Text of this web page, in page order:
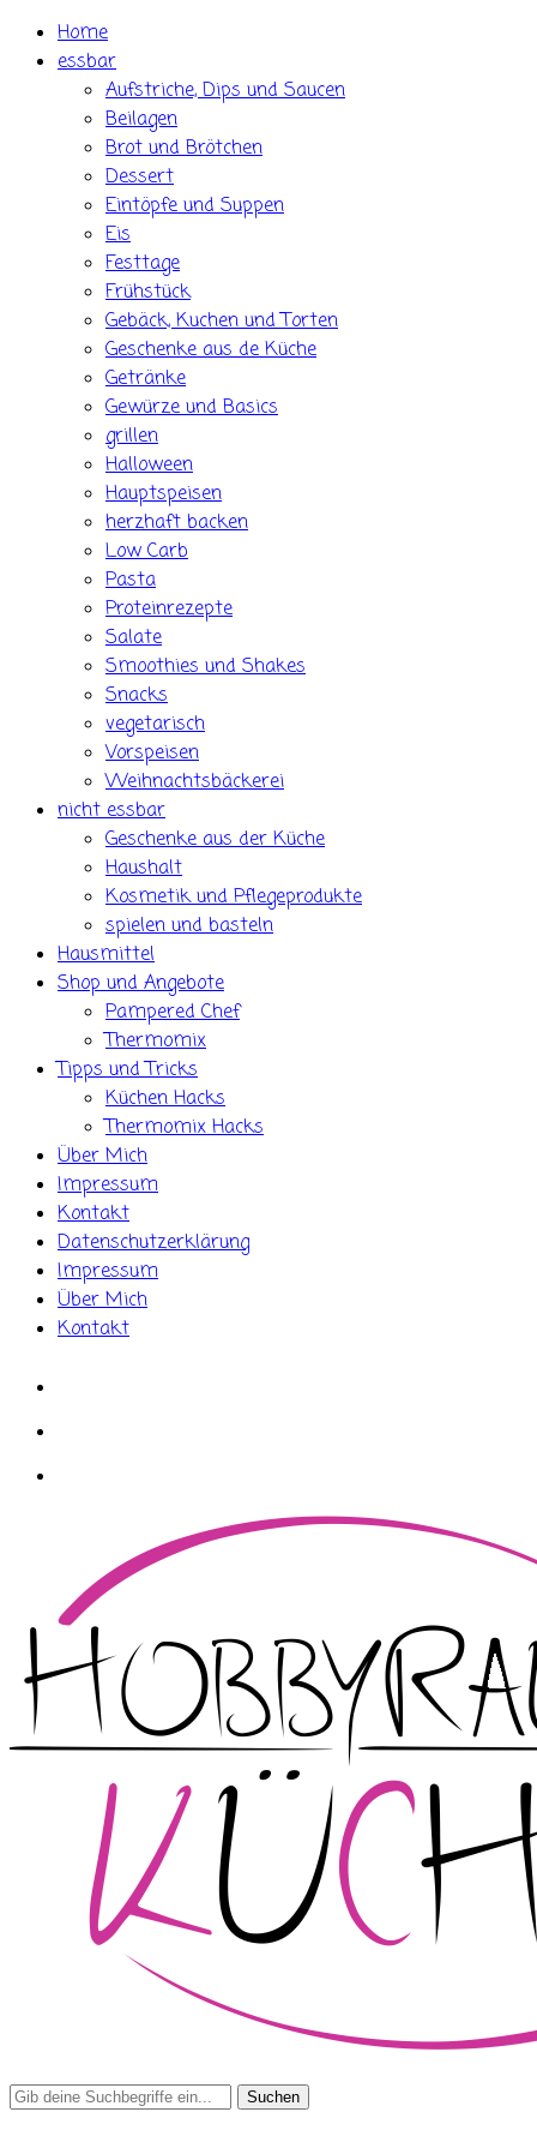
Skip Home
essbar
Aufstriche, Dips und Saucen
Beilagen
Brot und Brötchen
Dessert
Eintöpfe und Suppen
Eis
Festtage
Frühstück
Gebäck, Kuchen und Torten
Geschenke aus de Küche
Getränke
Gewürze und Basics
grillen
Halloween
Hauptspeisen
herzhaft backen
Low Carb
Pasta
Proteinrezepte
Salate
Smoothies und Shakes
Snacks
vegetarisch
Vorspeisen
Weihnachtsbäckerei
nicht essbar
Geschenke aus der Küche
Haushalt
Kosmetik und Pflegeprodukte
spielen und basteln
Hausmittel
Shop und Angebote
Pampered Chef
Thermomix
Tipps und Tricks
Küchen Hacks
Thermomix Hacks
Über Mich
Impressum
Kontakt
Datenschutzerklärung
Impressum
Über Mich
Kontakt
Search